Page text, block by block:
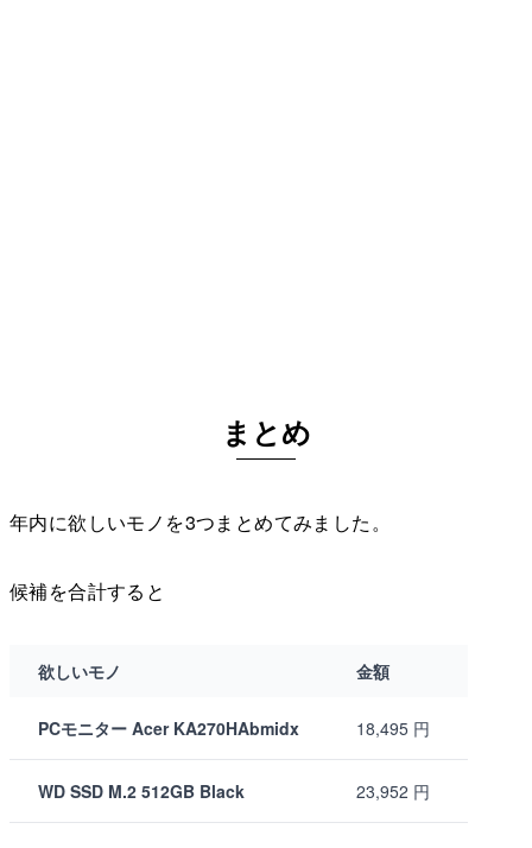
まとめ
年内に欲しいモノを3つまとめてみました。
候補を合計すると
欲しいモノ 金額
PCモニター Acer KA270HAbmidx 18,495 円
WD SSD M.2 512GB Black 23,952 円